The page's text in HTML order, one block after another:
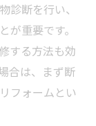
を高める方
成に与える
サポートの
診断を行い、
重要です。
する方法も効
合は、まず断
フォームとい